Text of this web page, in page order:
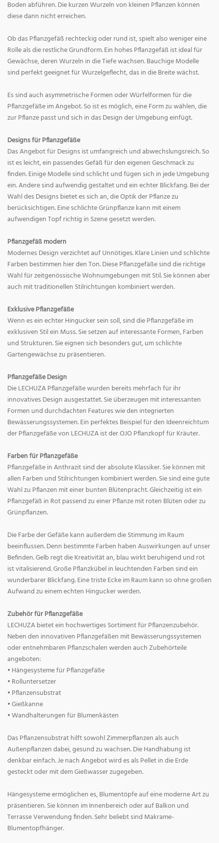
Boden abführen. Die kurzen Wurzeln von kleinen Pflanzen können
diese dann nicht erreichen.
Ob das Pflanzgefäß rechteckig oder rund ist, spielt also weniger eine
Rolle als die restliche Grundform. Ein hohes Pflanzgefäß ist ideal für
Gewächse, deren Wurzeln in die Tiefe wachsen. Bauchige Modelle
sind perfekt geeignet für Wurzelgeflecht, das in die Breite wächst.
Es sind auch asymmetrische Formen oder Würfelformen für die
Pflanzgefäße im Angebot. So ist es möglich, eine Form zu wählen, die
zur Pflanze passt und sich in das Design der Umgebung einfügt.
Designs für Pflanzgefäße
Das Angebot für Designs ist umfangreich und abwechslungsreich. So
ist es leicht, ein passendes Gefäß für den eigenen Geschmack zu
finden. Einige Modelle sind schlicht und fügen sich in jede Umgebung
ein. Andere sind aufwendig gestaltet und ein echter Blickfang. Bei der
Wahl des Designs bietet es sich an, die Optik der Pflanze zu
berücksichtigen. Eine schlichte Grünpflanze kann mit einem
aufwendigen Topf richtig in Szene gesetzt werden.
Pflanzgefäß modern
Modernes Design verzichtet auf Unnötiges. Klare Linien und schlichte
Farben bestimmen hier den Ton. Diese Pflanzgefäße sind die richtige
Wahl für zeitgenössische Wohnumgebungen mit Stil. Sie können aber
auch mit traditionellen Stilrichtungen kombiniert werden.
Exklusive Pflanzgefäße
Wenn es ein echter Hingucker sein soll, sind die Pflanzgefäße im
exklusiven Stil ein Muss. Sie setzen auf interessante Formen, Farben
und Strukturen. Sie eignen sich besonders gut, um schlichte
Gartengewächse zu präsentieren.
Pflanzgefäße Design
Die LECHUZA Pflanzgefäße wurden bereits mehrfach für ihr
innovatives Design ausgestattet. Sie überzeugen mit interessanten
Formen und durchdachten Features wie den integrierten
Bewässerungssystemen. Ein perfektes Beispiel für den Ideenreichtum
der Pflanzgefäße von LECHUZA ist der OJO Pflanzkopf für Kräuter.
Farben für Pflanzgefäße
Pflanzgefäße in Anthrazit sind der absolute Klassiker. Sie können mit
allen Farben und Stilrichtungen kombiniert werden. Sie sind eine gute
Wahl zu Pflanzen mit einer bunten Blütenpracht. Gleichzeitig ist ein
Pflanzgefäß in Rot passend zu einer Pflanze mit roten Blüten oder zu
Grünpflanzen.
Die Farbe der Gefäße kann außerdem die Stimmung im Raum
beeinflussen. Denn bestimmte Farben haben Auswirkungen auf unser
Befinden. Gelb regt die Kreativität an, blau wirkt beruhigend und rot
ist vitalisierend. Große Pflanzkübel in leuchtenden Farben sind ein
wunderbarer Blickfang. Eine triste Ecke im Raum kann so ohne großen
Aufwand zu einem echten Hingucker werden.
Zubehör für Pflanzgefäße
LECHUZA bietet ein hochwertiges Sortiment für Pflanzenzubehör.
Neben den innovativen Pflanzgefäßen mit Bewässerungssystemen
oder entnehmbaren Pflanzschalen werden auch Zubehörteile
angeboten:
• Hängesysteme für Pflanzgefäße
• Rolluntersetzer
• Pflanzensubstrat
• Gießkanne
• Wandhalterungen für Blumenkästen
Das Pflanzensubstrat hilft sowohl Zimmerpflanzen als auch
Außenpflanzen dabei, gesund zu wachsen. Die Handhabung ist
denkbar einfach. Je nach Angebot wird es als Pellet in die Erde
gesteckt oder mit dem Gießwasser zugegeben.
Hängesysteme ermöglichen es, Blumentöpfe auf eine moderne Art zu
präsentieren. Sie können im Innenbereich oder auf Balkon und
Terrasse Verwendung finden. Sehr beliebt sind Makrame-
Blumentopfhänger.